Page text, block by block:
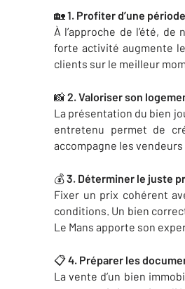
🏡1. Profiter d’une
À l’approche de l’été,
forte activité augmente
clients sur le meilleur
📸2. Valoriser son
La présentation du bien
entretenu permet de
accompagne les
💰3. Déterminer le juste
Fixer un prix cohérent
conditions. Un bien
Le Mans apporte son
📋4. Préparer les
La vente d’un bien